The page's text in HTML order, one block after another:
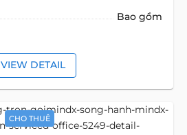
Bao gồm
VIEW DETAIL
CHO THUÊ